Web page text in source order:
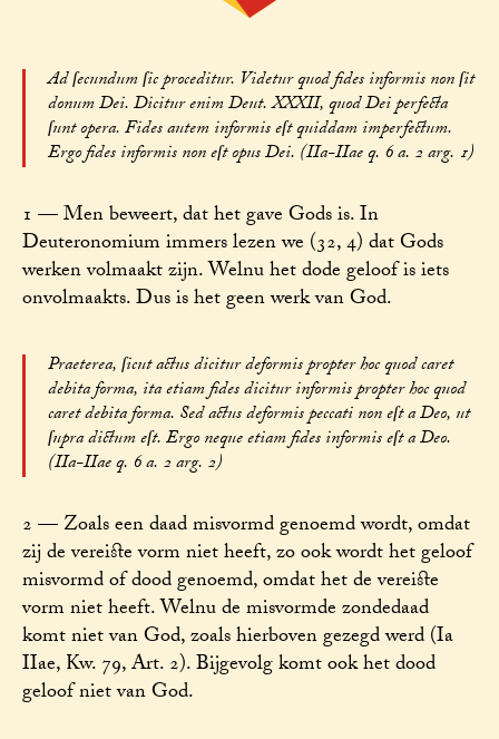
Ad ſecundum ſic proceditur. Videtur quod fides informis non ſit
donum Dei. Dicitur enim Deut. XXXII, quod Dei perfecta
ſunt opera. Fides autem informis eſt quiddam imperfectum.
Ergo fides informis non eſt opus Dei. (IIa-IIae q. 6 a. 2 arg. 1)
1 — Men beweert, dat het gave Gods is. In
Deuteronomium immers lezen we (32, 4) dat Gods
werken volmaakt zijn. Welnu het dode geloof is iets
onvolmaakts. Dus is het geen werk van God.
Praeterea, ſicut actus dicitur deformis propter hoc quod caret
debita forma, ita etiam fides dicitur informis propter hoc quod
caret debita forma. Sed actus deformis peccati non eſt a Deo, ut
ſupra dictum eſt. Ergo neque etiam fides informis eſt a Deo.
(IIa-IIae q. 6 a. 2 arg. 2)
2 — Zoals een daad misvormd genoemd wordt, omdat
zij de vereiste vorm niet heeft, zo ook wordt het geloof
misvormd of dood genoemd, omdat het de vereiste
vorm niet heeft. Welnu de misvormde zondedaad
komt niet van God, zoals hierboven gezegd werd (Ia
IIae, Kw. 79, Art. 2). Bijgevolg komt ook het dood
geloof niet van God.